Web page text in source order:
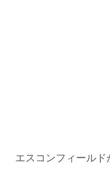
エスコンフィール